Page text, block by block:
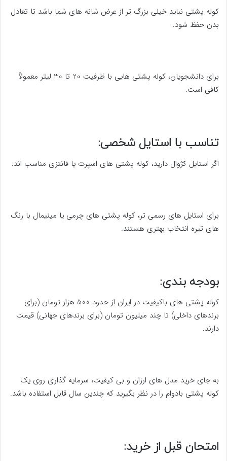
کوله پشتی نباید خیلی بزرگ تر از عرض شانه های شما باشد تا تعادل
بدن حفظ شود.
برای دانشجویان، کوله پشتی هایی با ظرفیت 20 تا 30 لیتر معمولاً
کافی است.
تناسب با استایل شخصی:
اگر استایل کژوال دارید، کوله پشتی های اسپرت یا فانتزی مناسب اند.
برای استایل های رسمی تر، کوله پشتی های چرمی یا مینیمال با رنگ
های تیره انتخاب بهتری هستند.
بودجه بندی:
کوله پشتی های باکیفیت در ایران از حدود 500 هزار تومان (برای
برندهای داخلی) تا چند میلیون تومان (برای برندهای جهانی) قیمت
دارند.
به جای خرید مدل های ارزان و بی کیفیت، سرمایه گذاری روی یک
کوله پشتی بادوام را در نظر بگیرید که چندین سال قابل استفاده باشد.
امتحان قبل از خرید: